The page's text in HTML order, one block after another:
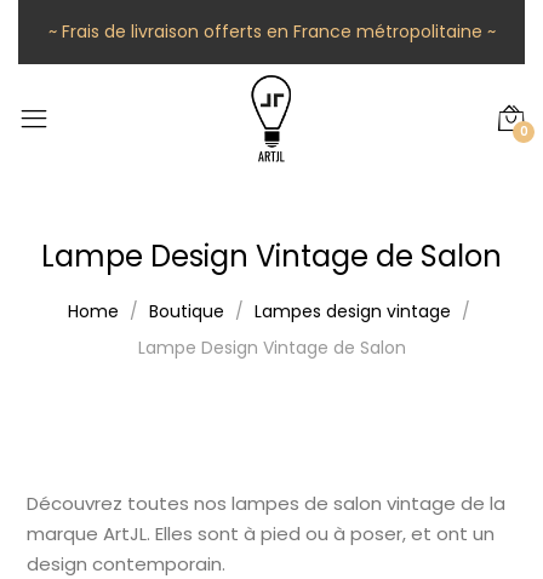
~ Frais de livraison offerts en France métropolitaine ~
0
Lampe Design Vintage de Salon
Home Boutique
Lampes design vintage
Lampe Design Vintage de Salon
Découvrez toutes nos lampes de salon vintage de la
marque ArtJL. Elles sont à pied ou à poser, et ont un
design contemporain.